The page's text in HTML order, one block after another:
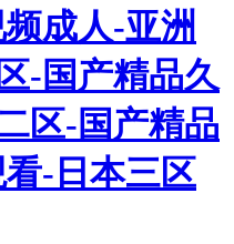
成人-亚洲
-国产精品久
区-国产精品
-日本三区